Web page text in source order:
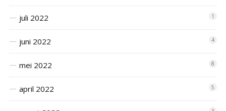
juli 2022 1
juni 2022 4
mei 2022 8
april 2022 5